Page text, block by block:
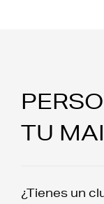
TU
¿Tienes un